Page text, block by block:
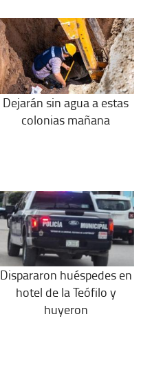
Dejarán sin agua a estas
colonias mañana
Dispararon huéspedes en
hotel de la Teófilo y
huyeron